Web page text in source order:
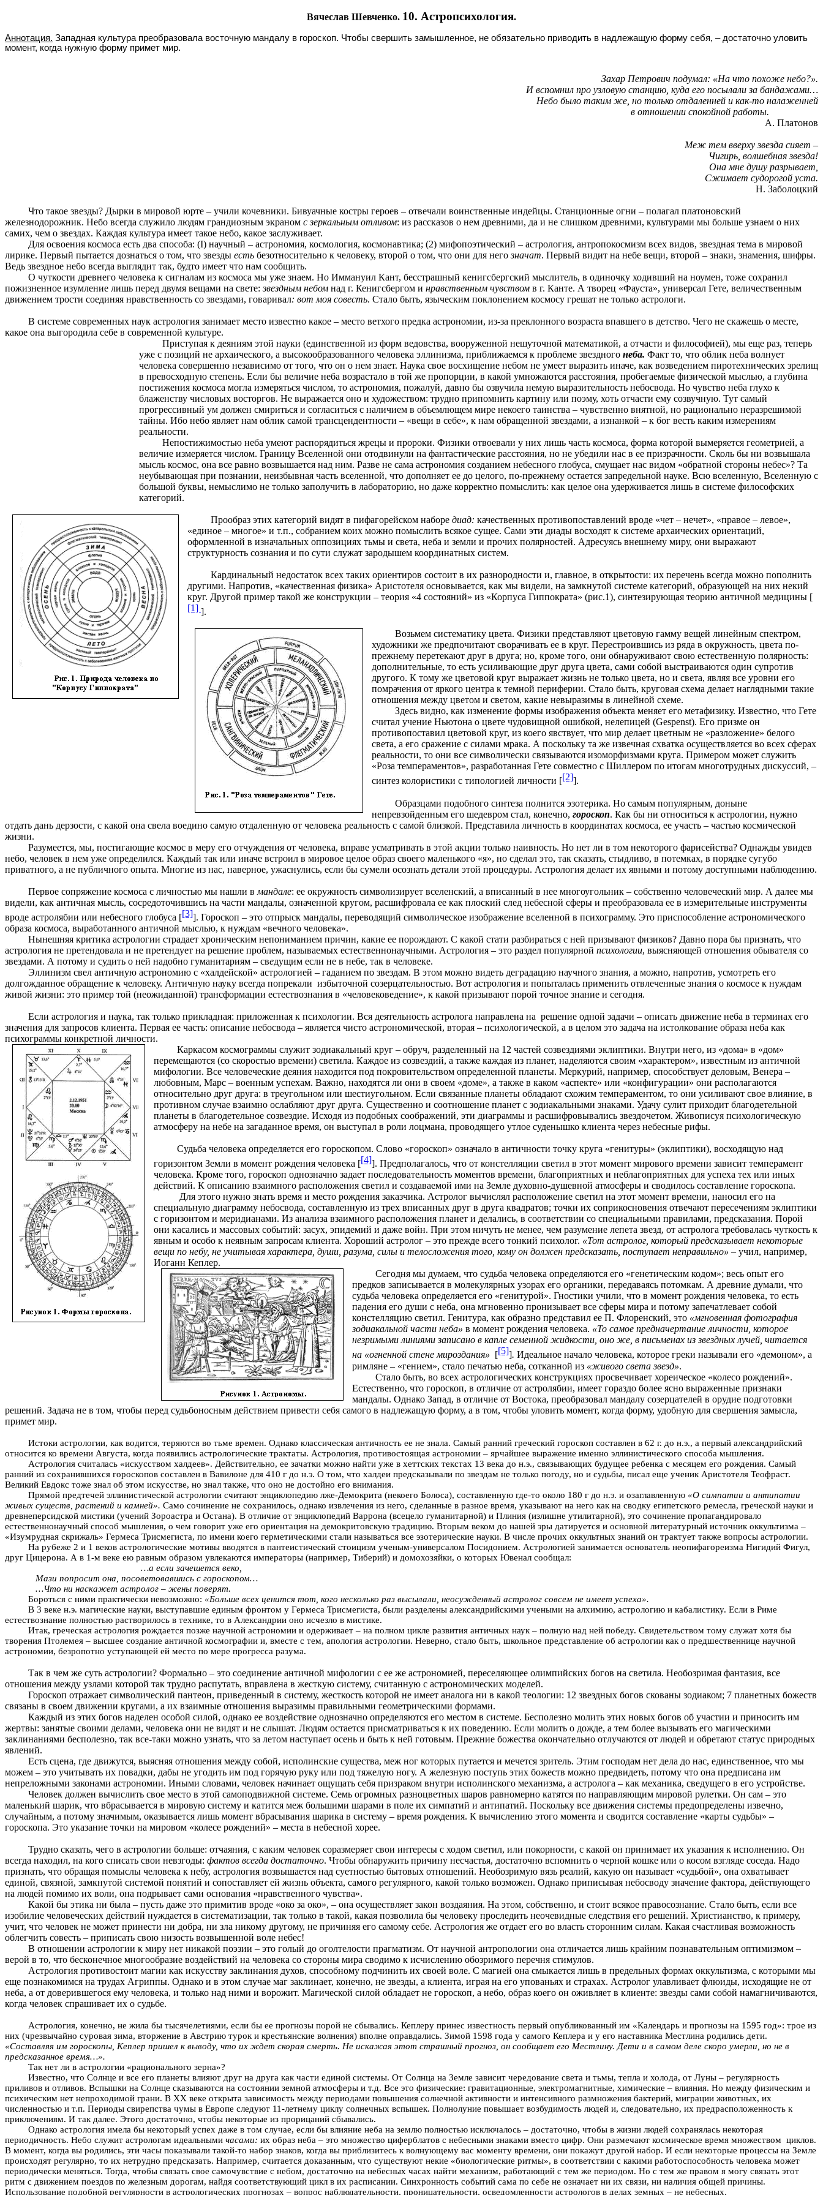
Вячеслав Шевченко. 10. Астропсихология.
Аннотация. Западная культура преобразовала восточную мандалу в гороскоп. Чтобы свершить замышленное, не обязательно приводить в надлежащую форму себя, – достаточно уловить
момент, когда нужную форму примет мир.
Захар Петрович подумал: «На что похоже небо?».
И вспомнил про узловую станцию, куда его посылали за бандажами…
Небо было таким же, но только отдаленней и как-то налаженней
в отношении спокойной работы.
А. Платонов
Меж тем вверху звезда сияет –
Чигирь, волшебная звезда!
Она мне душу разрывает,
Сжимает судорогой уста.
Н. Заболоцкий
Что такое звезды? Дырки в мировой юрте – учили кочевники. Бивуачные костры героев – отвечали воинственные индейцы. Станционные огни – полагал платоновский
железнодорожник. Небо всегда служило людям грандиозным экраном с зеркальным отливом: из рассказов о нем древними, да и не слишком древними, культурами мы больше узнаем о них
самих, чем о звездах. Каждая культура имеет такое небо, какое заслуживает.
Для освоения космоса есть два способа: (I) научный – астрономия, космология, космонавтика; (2) мифопоэтический – астрология, антропокосмизм всех видов, звездная тема в мировой
лирике. Первый пытается дознаться о том, что звезды есть безотносительно к человеку, второй о том, что они для негозначат. Первый видит на небе вещи, второй – знаки, знамения, шифры.
Ведь звездное небо всегда выглядит так, будто имеет что нам сообщить.
О чуткости древнего человека к сигналам из космоса мы уже знаем. Но Иммануил Кант, бесстрашный кенигсбергский мыслитель, в одиночку ходивший на ноумен, тоже сохранил
пожизненное изумление лишь перед двумя вещами на свете:звездным небом над г. Кенигсбергом и нравственным чувством в г. Канте. А творец «Фауста», универсал Гете, величественным
движением трости соединяя нравственность со звездами, говаривал: вот моя совесть. Стало быть, языческим поклонением космосу грешат не только астрологи.
В системе современных наук астрология занимает место известно какое – место ветхого предка астрономии, из-за преклонного возраста впавшего в детство. Чего не скажешь о месте,
какое она выгородила себе в современной культуре.
Приступая к деяниям этой науки (единственной из форм ведовства, вооруженной нешуточной математикой, а отчасти и философией), мы еще раз, теперь
уже с позиций не архаического, а высокообразованного человека эллинизма, приближаемся к проблеме звездного неба. Факт то, что облик неба волнует
человека совершенно независимо от того, что он о нем знает. Наука свое восхищение небом не умеет выразить иначе, как возведением пиротехнических зрелищ
в превосходную степень. Если бы величие неба возрастало в той же пропорции, в какой умножаются расстояния, пробегаемые физической мыслью, а глубина
постижения космоса могла измеряться числом, то астрономия, пожалуй, давно бы озвучила немую выразительность небосвода. Но чувство неба глухо к
блаженству числовых восторгов. Не выражается оно и художеством: трудно припомнить картину или поэму, хоть отчасти ему созвучную. Тут самый
прогрессивный ум должен смириться и согласиться с наличием в объемлющем мире некоего таинства – чувственно внятной, но рационально неразрешимой
тайны. Ибо небо являет нам облик самой трансцендентности – «вещи в себе», к нам обращенной звездами, а изнанкой – к бог весть каким измерениям
реальности.
Непостижимостью неба умеют распорядиться жрецы и пророки. Физики отвоевали у них лишь часть космоса, форма которой вымеряется геометрией, а
величие измеряется числом. Границу Вселенной они отодвинули на фантастические расстояния, но не убедили нас в ее призрачности. Сколь бы ни возвышала
мысль космос, она все равно возвышается над ним. Разве не сама астрономия созданием небесного глобуса, смущает нас видом «обратной стороны небес»? Та
неубывающая при познании, неизбывная часть вселенной, что дополняет ее до целого, по-прежнему остается запредельной науке. Всю вселенную, Вселенную с
большой буквы, немыслимо не только заполучить в лабораторию, но даже корректно помыслить: как целое она удерживается лишь в системе философских
категорий.
Прообраз этих категорий видят в пифагорейском наборе диад: качественных противопоставлений вроде «чет – нечет», «правое – левое»,
«единое – многое» и т.п., собранием коих можно помыслить всякое сущее. Сами эти диады восходят к системе архаических ориентаций,
оформленной в изначальных оппозициях тьмы и света, неба и земли и прочих полярностей. Адресуясь внешнему миру, они выражают
структурность сознания и по сути служат зародышем координатных систем.
Кардинальный недостаток всех таких ориентиров состоит в их разнородности и, главное, в открытости: их перечень всегда можно пополнить
другими. Напротив, «качественная физика» Аристотеля основывается, как мы видели, на замкнутой системе категорий, образующей на них некий
круг. Другой пример такой же конструкции – теория «4 состояний» из «Корпуса Гиппократа» (рис.1), синтезирующая теорию античной медицины [
[1] ].
Возьмем систематику цвета. Физики представляют цветовую гамму вещей линейным спектром,
художники же предпочитают сворачивать ее в круг. Перестроившись из ряда в окружность, цвета по-
прежнему перетекают друг в друга; но, кроме того, они обнаруживают свою естественную полярность:
дополнительные, то есть усиливающие друг друга цвета, сами собой выстраиваются один супротив
другого. К тому же цветовой круг выражает жизнь не только цвета, но и света, являя все уровни его
помрачения от яркого центра к темной периферии. Стало быть, круговая схема делает наглядными такие
отношения между цветом и светом, какие невыразимы в линейной схеме.
Здесь видно, как изменение формы изображения объекта меняет его метафизику. Известно, что Гете
считал учение Ньютона о цвете чудовищной ошибкой, нелепицей (Gespenst). Его призме он
противопоставил цветовой круг, из коего явствует, что мир делает цветным не «разложение» белого
света, а его сражение с силами мрака. А поскольку та же извечная схватка осуществляется во всех сферах
реальности, то они все символически связываются изоморфизмами круга. Примером может служить
«Роза темпераментов», разработанная Гете совместно с Шиллером по итогам многотрудных дискуссий, –
синтез колористики с типологией личности [[2]].
Образцами подобного синтеза полнится эзотерика. Но самым популярным, доныне
непревзойденным его шедевром стал, конечно, гороскоп. Как бы ни относиться к астрологии, нужно
отдать дань дерзости, с какой она свела воедино самую отдаленную от человека реальность с самой близкой. Представила личность в координатах космоса, ее участь – частью космической
жизни.
Разумеется, мы, постигающие космос в меру его отчуждения от человека, вправе усматривать в этой акции только наивность. Но нет ли в том некоторого фарисейства? Однажды увидев
небо, человек в нем уже определился. Каждый так или иначе встроил в мировое целое образ своего маленького «я», но сделал это, так сказать, стыдливо, в потемках, в порядке сугубо
приватного, а не публичного опыта. Многие из нас, наверное, ужаснулись, если бы сумели осознать детали этой процедуры. Астрология делает их явными и потому доступными наблюдению.
Первое сопряжение космоса с личностью мы нашли в мандале: ее окружность символизирует вселенский, а вписанный в нее многоугольник – собственно человеческий мир. А далее мы
видели, как античная мысль, сосредоточившись на части мандалы, означенной кругом, расшифровала ее как плоский след небесной сферы и преобразовала ее в измерительные инструменты
вроде астролябии или небесного глобуса [[3]]. Гороскоп – это отпрыск мандалы, переводящий символическое изображение вселенной в психограмму. Это приспособление астрономического
образа космоса, выработанного античной мыслью, к нуждам «вечного человека».
Нынешняя критика астрологии страдает хроническим непониманием причин, какие ее порождают. С какой стати разбираться с ней призывают физиков? Давно пора бы признать, что
астрология не претендовала и не претендует на решение проблем, называемых естественнонаучными. Астрология – это раздел популярной психологии, выясняющей отношения обывателя со
звездами. А потому и судить о ней надобно гуманитариям – сведущим если не в небе, так в человеке.
Эллинизм свел античную астрономию с «халдейской» астрологией – гаданием по звездам. В этом можно видеть деградацию научного знания, а можно, напротив, усмотреть его
долгожданное обращение к человеку. Античную науку всегда попрекали избыточной созерцательностью. Вот астрология и попыталась применить отвлеченные знания о космосе к нуждам
живой жизни: это пример той (неожиданной) трансформации естествознания в «человековедение», к какой призывают порой точное знание и сегодня.
Если астрология и наука, так только прикладная: приложенная к психологии. Вся деятельность астролога направлена на решение одной задачи – описать движение неба в терминах его
значения для запросов клиента. Первая ее часть: описание небосвода – является чисто астрономической, вторая – психологической, а в целом это задача на истолкование образа неба как
психограммы конкретной личности.
Каркасом космограммы служит зодиакальный круг – обруч, разделенный на 12 частей созвездиями эклиптики. Внутри него, из «дома» в «дом»
перемещаются (со скоростью времени) светила. Каждое из созвездий, а также каждая из планет, наделяются своим «характером», известным из античной
мифологии. Все человеческие деяния находится под покровительством определенной планеты. Меркурий, например, способствует деловым, Венера –
любовным, Марс – военным успехам. Важно, находятся ли они в своем «доме», а также в каком «аспекте» или «конфигурации» они располагаются
относительно друг друга: в треугольном или шестиугольном. Если связанные планеты обладают схожим темпераментом, то они усиливают свое влияние, в
противном случае взаимно ослабляют друг друга. Существенно и соотношение планет с зодиакальными знаками. Удачу сулит приходит благодетельной
планеты в благодетельное созвездие. Исходя из подобных соображений, эти диаграммы и расшифровывались звездочетом. Живописуя психологическую
атмосферу на небе на загаданное время, он выступал в роли лоцмана, проводящего утлое суденышко клиента через небесные рифы.
Судьба человека определяется его гороскопом. Слово «гороскоп» означало в античности точку круга «генитуры» (эклиптики), восходящую над
горизонтом Земли в момент рождения человека [[4]]. Предполагалось, что от констелляции светил в этот момент мирового времени зависит темперамент
человека. Кроме того, гороскоп однозначно задает последовательность моментов времени, благоприятных и неблагоприятных для успеха тех или иных
действий. К описанию взаимного расположения светил и создаваемой ими на Земле духовно-душевной атмосферы и сводилось составление гороскопа.
Для этого нужно знать время и место рождения заказчика. Астролог вычислял расположение светил на этот момент времени, наносил его на
специальную диаграмму небосвода, составленную из трех вписанных друг в друга квадратов; точки их соприкосновения отвечают пересечениям эклиптики
с горизонтом и меридианами. Из анализа взаимного расположения планет и делались, в соответствии со специальными правилами, предсказания. Порой
они касались и массовых событий: засух, эпидемий и даже войн. При этом ничуть не менее, чем разумение лепета звезд, от астролога требовалась чуткость к
явным и особо к неявным запросам клиента. Хороший астролог – это прежде всего тонкий психолог. «Тот астролог, который предсказывает некоторые
вещи по небу, не учитывая характера, души, разума, силы и телосложения того, кому он должен предсказать, поступает неправильно» ­ – учил, например,
Иоганн Кеплер.
Сегодня мы думаем, что судьба человека определяются его «генетическим кодом»; весь опыт его
предков записывается в молекулярных узорах его органики, передаваясь потомкам. А древние думали, что
судьба человека определяется его «генитурой». Гностики учили, что в момент рождения человека, то есть
падения его души с неба, она мгновенно пронизывает все сферы мира и потому запечатлевает собой
констелляцию светил. Генитура, как образно представил ее П. Флоренский, это «мгновенная фотография
зодиакальной части неба» в момент рождения человека. «То самое предначертание личности, которое
незримыми линиями записано в капле семенной жидкости, оно же, в письменах из звездных лучей, читается
на «огненной стене мироздания»
[[5]]. Идеальное начало человека, которое греки называли его «демоном», а
римляне – «гением», стало печатью неба, сотканной из «живого света звезд».
Стало быть, во всех астрологических конструкциях просвечивает хореическое «колесо рождений».
Естественно, что гороскоп, в отличие от астролябии, имеет гораздо более ясно выраженные признаки
мандалы. Однако Запад, в отличие от Востока, преобразовал мандалу созерцателей в орудие подготовки
решений. Задача не в том, чтобы перед судьбоносным действием привести себя самого в надлежащую форму, а в том, чтобы уловить момент, когда форму, удобную для свершения замысла,
примет мир.
Истоки астрологии, как водится, теряются во тьме времен. Однако классическая античность ее не знала. Самый ранний греческий гороскоп составлен в 62 г. до н.э., а первый александрийский
относится ко времени Августа, когда появились астрологические трактаты. Астрология, противостоящая астрономии – ярчайшее выражение именно эллинистического способа мышления.
Астрология считалась «искусством халдеев». Действительно, ее зачатки можно найти уже в хеттских текстах 13 века до н.э., связывающих будущее ребенка с месяцем его рождения. Самый
ранний из сохранившихся гороскопов составлен в Вавилоне для 410 г до н.э. О том, что халдеи предсказывали по звездам не только погоду, но и судьбы, писал еще ученик Аристотеля Теофраст.
Великий Евдокс тоже знал об этом искусстве, но знал также, что оно не достойно его внимания.
Прямой предтечей эллинистической астрологии считают энциклопедию лже-Демокрита (некоего Болоса), составленную где-то около 180 г до н.э. и озаглавленную «О симпатии и антипатии
живых существ, растений и камней». Само сочинение не сохранилось, однако извлечения из него, сделанные в разное время, указывают на него как на сводку египетского ремесла, греческой науки и
древнеперсидской мистики (учений Зороастра и Остана). В отличие от энциклопедий Варрона (всецело гуманитарной) и Плиния (излишне утилитарной), это сочинение пропагандировало
естественнонаучный способ мышления, о чем говорит уже его ориентация на демокритовскую традицию. Вторым веком до нашей эры датируется и основной литературный источник оккультизма –
«Изумрудная скрижаль» Гермеса Трисмегиста, по имени коего герметическими стали называться все эзотерические науки. В числе прочих оккультных знаний он трактует также вопросы астрологии.
На рубеже 2 и 1 веков астрологические мотивы вводятся в пантеистический стоицизм ученым-универсалом Посидонием. Астрологией занимается основатель неопифагореизма Нигидий Фигул,
друг Цицерона. А в 1-м веке ею равным образом увлекаются императоры (например, Тиберий) и домохозяйки, о которых Ювенал сообщал:
…а если зачешется веко,
Мази попросит она, посоветовавшись с гороскопом…
…Что ни наскажет астролог – жены поверят.
Бороться с ними практически невозможно: «Больше всех ценится тот, кого несколько раз высылали, неосужденный астролог совсем не имеет успеха».
В 3 веке н.э. магические науки, выступавшие единым фронтом у Гермеса Трисмегиста, были разделены александрийскими учеными на алхимию, астрологию и кабалистику. Если в Риме
естествознание полностью растворилось в технике, то в Александрии оно исчезло в мистике.
Итак, греческая астрология рождается позже научной астрономии и одерживает – на полном цикле развития античных наук – полную над ней победу. Свидетельством тому служат хотя бы
творения Птолемея – высшее создание античной космографии и, вместе с тем, апология астрологии. Неверно, стало быть, школьное представление об астрологии как о предшественнице научной
астрономии, безропотно уступающей ей место по мере прогресса разума.
Так в чем же суть астрологии? Формально – это соединение античной мифологии с ее же астрономией, переселяющее олимпийских богов на светила. Необозримая фантазия, все
отношения между узлами которой так трудно распутать, вправлена в жесткую систему, считанную с астрономических моделей.
Гороскоп отражает символический пантеон, приведенный в систему, жесткость которой не имеет аналога ни в какой теологии: 12 звездных богов скованы зодиаком; 7 планетных божеств
связаны в своем движении кругами, а их взаимные отношения выразимы правильными геометрическими формами.
Каждый из этих богов наделен особой силой, однако ее воздействие однозначно определяются его местом в системе. Бесполезно молить этих новых богов об участии и приносить им
жертвы: занятые своими делами, человека они не видят и не слышат. Людям остается присматриваться к их поведению. Если молить о дожде, а тем более вызывать его магическими
заклинаниями бесполезно, так все-таки можно узнать, что за летом наступает осень и быть к ней готовым. Прежние божества окончательно отлучаются от людей и обретают статус природных
явлений.
Есть сцена, где движутся, выясняя отношения между собой, исполинские существа, меж ног которых путается и мечется зритель. Этим господам нет дела до нас, единственное, что мы
можем – это учитывать их повадки, дабы не угодить им под горячую руку или под тяжелую ногу. А железную поступь этих божеств можно предвидеть, потому что она предписана им
непреложными законами астрономии. Иными словами, человек начинает ощущать себя призраком внутри исполинского механизма, а астролога – как механика, сведущего в его устройстве.
Человек должен вычислить свое место в этой самоподвижной системе. Семь огромных разноцветных шаров равномерно катятся по направляющим мировой рулетки. Он сам – это
маленький шарик, что вбрасывается в мировую систему и катится меж большими шарами в поле их симпатий и антипатий. Поскольку все движения системы предопределены извечно,
случайным, а потому значимым, оказывается лишь момент вбрасывания шарика в систему – время рождения. К вычислению этого момента и сводится составление «карты судьбы» –
гороскопа. Это указание точки на мировом «колесе рождений» – места в небесной хорее.
Трудно сказать, чего в астрологии больше: отчаяния, с каким человек соразмеряет свои интересы с ходом светил, или покорности, с какой он принимает их указания к исполнению. Он
всегда находил, на кого списать свои невзгоды: фактов всегда достаточно. Чтобы обнаружить причину несчастья, достаточно вспомнить о черной кошке или о косом взгляде соседа. Надо
признать, что обращая помыслы человека к небу, астрология возвышается над суетностью бытовых отношений. Необозримую вязь реалий, какую он называет «судьбой», она охватывает
единой, связной, замкнутой системой понятий и сопоставляет ей жизнь объекта, самого регулярного, какой только возможен. Однако приписывая небосводу значение фактора, действующего
на людей помимо их воли, она подрывает сами основания «нравственного чувства».
Какой бы этика ни была – пусть даже это примитив вроде «око за око», – она осуществляет закон воздаяния. На этом, собственно, и стоит всякое правосознание. Стало быть, если все
изобилие человеческих действий нуждается в систематизации, так только в такой, какая позволила бы человеку проследить неочевидные следствия его решений. Христианство, к примеру,
учит, что человек не может принести ни добра, ни зла никому другому, не причиняя его самому себе. Астрология же отдает его во власть сторонним силам. Какая счастливая возможность
облегчить совесть – приписать свою низость возвышенной воле небес!
В отношении астрологии к миру нет никакой поэзии – это голый до оголтелости прагматизм. От научной антропологии она отличается лишь крайним познавательным оптимизмом –
верой в то, что бесконечное многообразие воздействий на человека со стороны мира сводимо к исчислению обозримого перечня стимулов.
Астрология противостоит магии как искусству заклинания духов, способному подчинить их своей воле. С магией она смыкается лишь в предельных формах оккультизма, с которыми мы
еще познакомимся на трудах Агриппы. Однако и в этом случае маг заклинает, конечно, не звезды, а клиента, играя на его упованьях и страхах. Астролог улавливает флюиды, исходящие не от
неба, а от доверившегося ему человека, и только над ними и ворожит. Магической силой обладает не гороскоп, а небо, образ коего он оживляет в клиенте: звезды сами собой намагничиваются,
когда человек спрашивает их о судьбе.
Астрология, конечно, не жила бы тысячелетиями, если бы ее прогнозы порой не сбывались. Кеплеру принес известность первый опубликованный им «Календарь и прогнозы на 1595 год»: трое из
них (чрезвычайно суровая зима, вторжение в Австрию турок и крестьянские волнения) вполне оправдались. Зимой 1598 года у самого Кеплера и у его наставника Местлина родились дети.
«Составляя им гороскопы, Кеплер пришел к выводу, что их ждет скорая смерть. Не искажая этот страшный прогноз, он сообщает его Местлину. Дети и в самом деле скоро умерли, но не в
предсказанное время…».
Так нет ли в астрологии «рационального зерна»?
Известно, что Солнце и все его планеты влияют друг на друга как части единой системы. От Солнца на Земле зависит чередование света и тьмы, тепла и холода, от Луны – регулярность
приливов и отливов. Вспышки на Солнце сказываются на состоянии земной атмосферы и т.д. Все это физические: гравитационные, электромагнитные, химические – влияния. Но между физическим и
психическим нет непроходимой грани. В ХХ веке открыта зависимость между периодами повышения солнечной активности и интенсивного размножения бактерий, миграции животных, их
численностью и т.п. Периоды свирепства чумы в Европе следуют 11-летнему циклу солнечных вспышек. Полнолуние повышает возбудимость людей и, следовательно, их предрасположенность к
приключениям. И так далее. Этого достаточно, чтобы некоторые из прорицаний сбывались.
Однако астрология имела бы некоторый успех даже в том случае, если бы влияние неба на землю полностью исключалось – достаточно, чтобы в жизни людей сохранялась некоторая
периодичность. Небо служит астрологам идеальными часами: их образ неба – это множество циферблатов с небесными знаками вместо цифр. Они размечают космическое время множеством циклов.
В момент, когда вы родились, эти часы показывали такой-то набор знаков, когда вы приблизитесь к волнующему вас моменту времени, они покажут другой набор. И если некоторые процессы на Земле
происходят регулярно, то их нетрудно предсказать. Например, считается доказанным, что существуют некие «биологические ритмы», в соответствии с какими работоспособность человека может
периодически меняться. Тогда, чтобы связать свое самочувствие с небом, достаточно на небесных часах найти механизм, работающий с тем же периодом. Но с тем же правом я могу связать этот
ритм с движением поездов по железным дорогам, найдя соответствующий цикл в их расписании. Синхронность событий сама по себе не означает ни их связи, ни наличия общей причины.
Использование подобной регулярности в астрологических прогнозах – вопрос наблюдательности, проницательности, осведомленности астрологов в делах земных – не небесных.